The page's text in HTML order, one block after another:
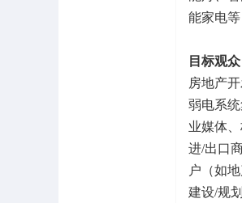
能家电等
目标观众
房地产
弱电系
业媒体
进/出口
户（如
建设/规